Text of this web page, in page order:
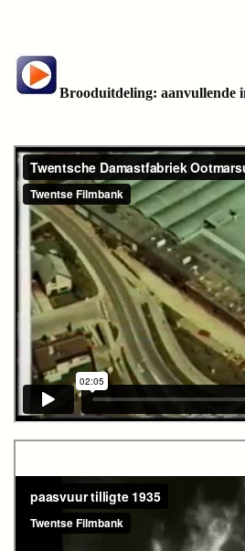
Brooduitdeling: aanvullende